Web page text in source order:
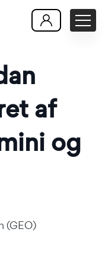
af
og
(GEO)